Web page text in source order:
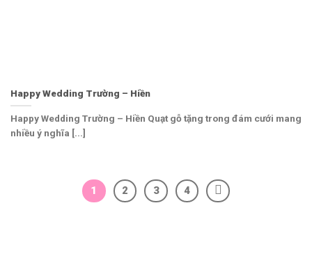
Happy Wedding Trường – Hiền
Happy Wedding Trường – Hiền Quạt gỗ tặng trong đám cưới mang
nhiều ý nghĩa [...]
1 2 3 4